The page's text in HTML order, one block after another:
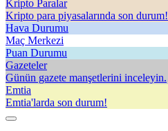
Kripto Paralar
Kripto para piyasalarında son durum!
Hava Durumu
Maç Merkezi
Puan Durumu
Gazeteler
Günün gazete manşetlerini inceleyin.
Emtia
Emtia'larda son durum!